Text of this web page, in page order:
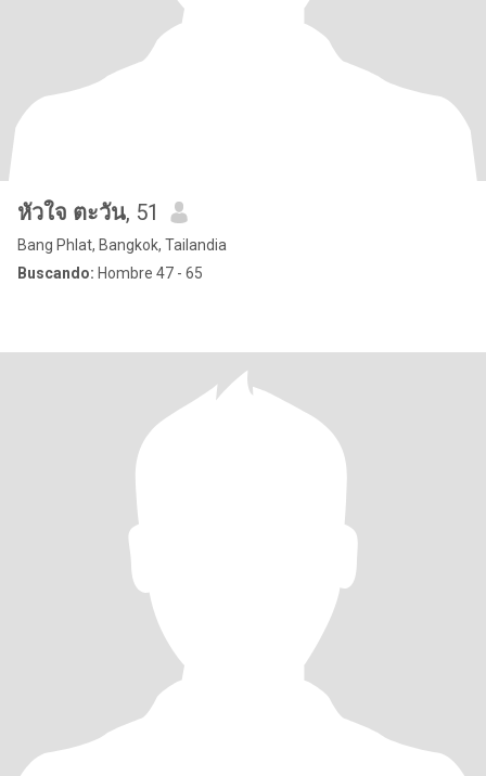
หัวใจ ตะวัน, 51
Bang Phlat, Bangkok, Tailandia
Buscando: Hombre 47 - 65